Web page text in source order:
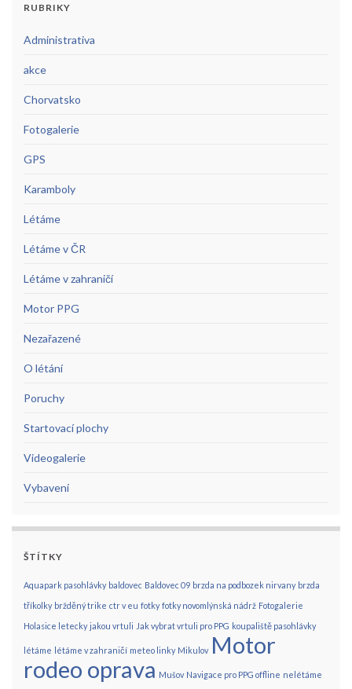
RUBRIKY
Administrativa
akce
Chorvatsko
Fotogalerie
GPS
Karamboly
Létáme
Létáme v ČR
Létáme v zahraničí
Motor PPG
Nezařazené
O létání
Poruchy
Startovací plochy
Videogalerie
Vybavení
ŠTÍTKY
Aquapark pasohlávky baldovec Baldovec 09 brzda na podbozek nirvany brzda
tříkolky bržděný trike ctr v eu fotky fotky novomlýnská nádrž Fotogalerie
Holasice letecky jakou vrtuli Jak vybrat vrtuli pro PPG koupaliště pasohlávky
létáme létáme v zahraničí meteo linky Mikulov Motor
rodeo oprava Mušov Navigace pro PPG offline nelétáme